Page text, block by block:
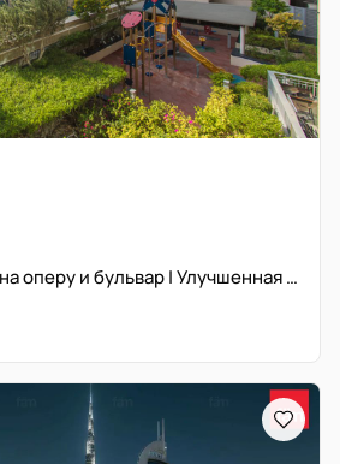
Низкий этаж | Вид на оперу и бульвар | Улучшенная отделка